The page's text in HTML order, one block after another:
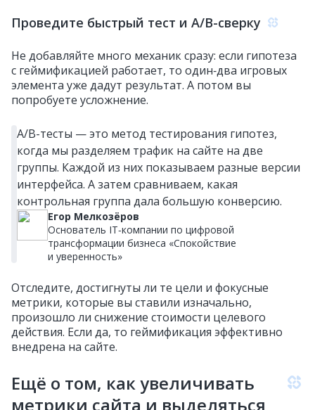
Проведите быстрый тест и A/B-сверку
Не добавляйте много механик сразу: если гипотеза
с геймификацией работает, то один‑два игровых
элемента уже дадут результат. А потом вы
попробуете усложнение.
A/B-тесты — это метод тестирования гипотез,
когда мы разделяем трафик на сайте на две
группы. Каждой из них показываем разные версии
интерфейса. А затем сравниваем, какая
контрольная группа дала большую конверсию.
Егор Мелкозёров
Основатель IT‑компании по цифровой
трансформации бизнеса «Спокойствие
и уверенность»
Отследите, достигнуты ли те цели и фокусные
метрики, которые вы ставили изначально,
произошло ли снижение стоимости целевого
действия. Если да, то геймификация эффективно
внедрена на сайте.
Ещё о том, как увеличивать
метрики сайта и выделяться